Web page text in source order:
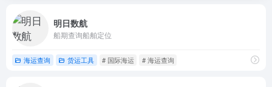
明日数航
船期查询船舶定位
海运查询 货运工具 # 国际海运 # 海运查询